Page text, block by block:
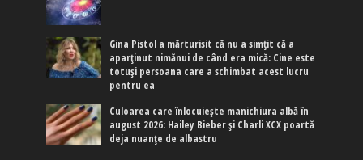
Gina Pistol a mărturisit că nu a simțit că a
aparținut nimănui de când era mică: Cine este
totuși persoana care a schimbat acest lucru
pentru ea
Culoarea care înlocuiește manichiura albă în
august 2026: Hailey Bieber și Charli XCX poartă
deja nuanțe de albastru